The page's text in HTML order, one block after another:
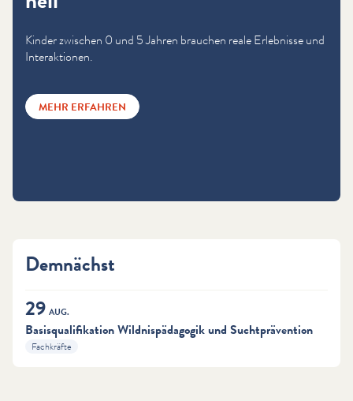
Kinder zwischen 0 und 5 Jahren brauchen reale Erlebnisse und
Interaktionen.
MEHR ERFAHREN
Demnächst
29 AUG.
Basisqualifikation Wildnispädagogik und Suchtprävention
Fachkräfte